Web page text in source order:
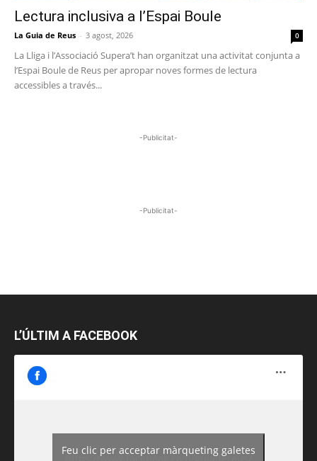
Lectura inclusiva a l’Espai Boule
La Guia de Reus - 3 agost, 2026 0
La Lliga i l’Associació Supera’t han organitzat una activitat conjunta a
l’Espai Boule de Reus per apropar noves formes de lectura
accessibles a través...
-Publicitat-
-Publicitat-
L’ÚLTIM A FACEBOOK
Feu clic per acceptar màrqueting galetes